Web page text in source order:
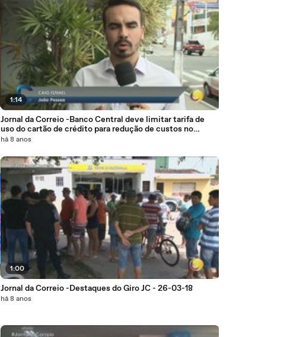
1:14
Jornal da Correio -Banco Central deve limitar tarifa de
uso do cartão de crédito para redução de custos no
comércio
há 8 anos
1:00
Jornal da Correio -Destaques do Giro JC - 26-03-18
há 8 anos